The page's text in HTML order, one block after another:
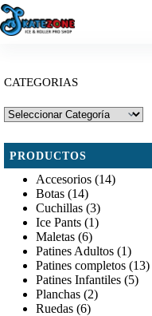
Saltar
al
contenido
CATEGORIAS
PRODUCTOS
Accesorios (14)
Botas (14)
Cuchillas (3)
Ice Pants (1)
Maletas (6)
Patines Adultos (1)
Patines completos (13)
Patines Infantiles (5)
Planchas (2)
Ruedas (6)